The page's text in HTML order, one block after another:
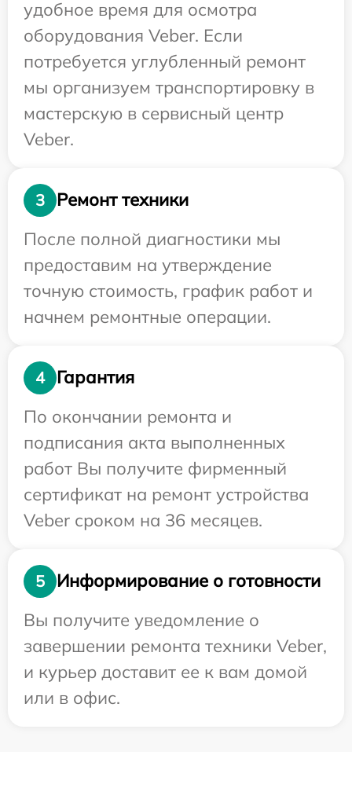
удобное время для осмотра
оборудования Veber. Если
потребуется углубленный ремонт
мы организуем транспортировку в
мастерскую в сервисный центр
Veber.
3
Ремонт техники
После полной диагностики мы
предоставим на утверждение
точную стоимость, график работ и
начнем ремонтные операции.
4
Гарантия
По окончании ремонта и
подписания акта выполненных
работ Вы получите фирменный
сертификат на ремонт устройства
Veber сроком на 36 месяцев.
5
Информирование о готовности
Вы получите уведомление о
завершении ремонта техники Veber,
и курьер доставит ее к вам домой
или в офис.